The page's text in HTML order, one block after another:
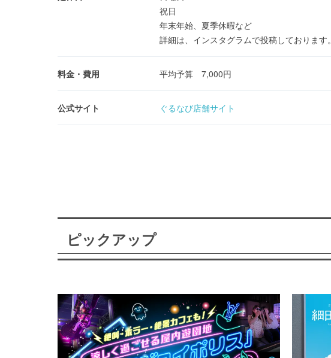
祝日
年末年始、夏季休暇など
詳細は、インスタグラムで投稿しております。
料金・費用 平均予算 7,000円
公式サイト ぐるなび店舗サイト
ピックアップ